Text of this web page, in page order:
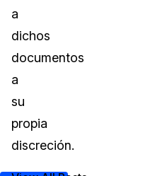
a
dichos
documentos
a
su
propia
discreción.